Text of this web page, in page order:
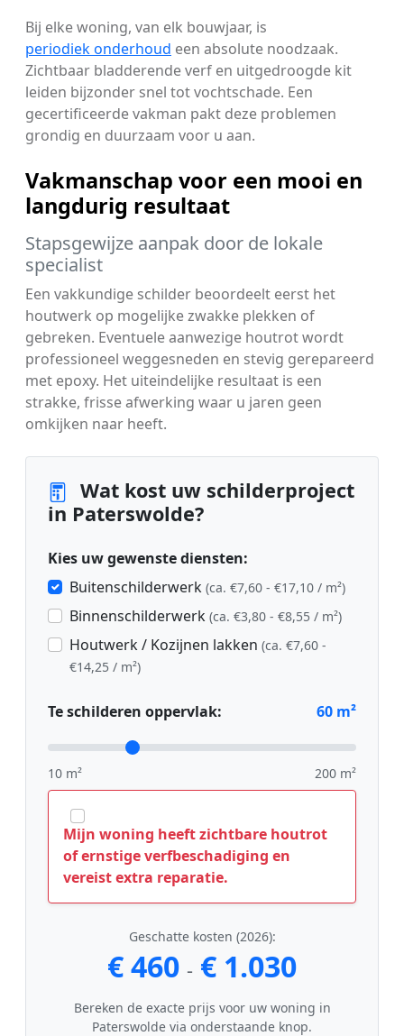
Bij elke woning, van elk bouwjaar, is
periodiek onderhoud een absolute noodzaak.
Zichtbaar bladderende verf en uitgedroogde kit
leiden bijzonder snel tot vochtschade. Een
gecertificeerde vakman pakt deze problemen
grondig en duurzaam voor u aan.
Vakmanschap voor een mooi en
langdurig resultaat
Stapsgewijze aanpak door de lokale
specialist
Een vakkundige schilder beoordeelt eerst het
houtwerk op mogelijke zwakke plekken of
gebreken. Eventuele aanwezige houtrot wordt
professioneel weggesneden en stevig gerepareerd
met epoxy. Het uiteindelijke resultaat is een
strakke, frisse afwerking waar u jaren geen
omkijken naar heeft.
Wat kost uw schilderproject
in Paterswolde?
Kies uw gewenste diensten:
Buitenschilderwerk (ca. €7,60 - €17,10 / m²)
Binnenschilderwerk (ca. €3,80 - €8,55 / m²)
Houtwerk / Kozijnen lakken (ca. €7,60 -
€14,25 / m²)
Te schilderen oppervlak: 60 m²
10 m² 200 m²
Mijn woning heeft zichtbare houtrot
of ernstige verfbeschadiging en
vereist extra reparatie.
Geschatte kosten (2026):
€ 460 - € 1.030
Bereken de exacte prijs voor uw woning in
Paterswolde via onderstaande knop.